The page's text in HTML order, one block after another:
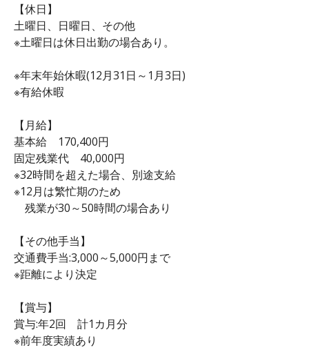
【休日】
土曜日、日曜日、その他
※土曜日は休日出勤の場合あり。
※年末年始休暇(12月31日～1月3日)
※有給休暇
【月給】
基本給 170,400円
固定残業代 40,000円
※32時間を超えた場合、別途支給
※12月は繁忙期のため
残業が30～50時間の場合あり
【その他手当】
交通費手当:3,000～5,000円まで
※距離により決定
【賞与】
賞与:年2回 計1カ月分
※前年度実績あり